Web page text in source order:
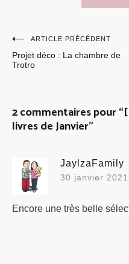
Navigation
de
ARTICLE PRÉCÉDENT
Projet déco : La chambre de
Trotro
2 commentaires pour “
livres de Janvier”
JaylzaFamily
30 janvier
Encore une très belle